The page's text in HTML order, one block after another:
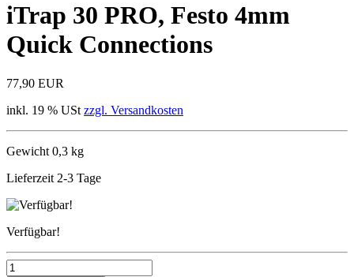
iTrap 30 PRO, Festo 4mm
Quick Connections
77,90 EUR
inkl. 19 % USt zzgl. Versandkosten
Gewicht 0,3 kg
Lieferzeit 2-3 Tage
Verfügbar!